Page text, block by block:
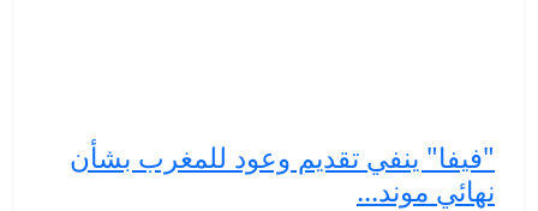
"فيفا" ينفي تقديم وعود للمغرب بشأن
نهائي موند...